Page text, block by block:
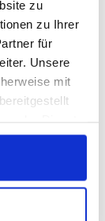
zu
zu Ihrer
für
Unsere
mit
150